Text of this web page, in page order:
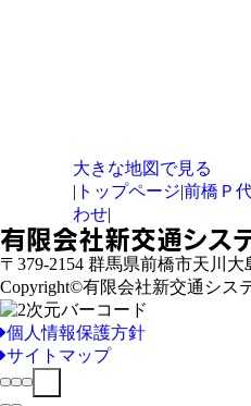
大きな地図で見る
| トップページ|前橋Ｐ
わせ|
有限会社新交通シス
〒379-2154 群馬県前橋市天川大
Copyright©有限会社新交通シス
個人情報保護方針
サイトマップ